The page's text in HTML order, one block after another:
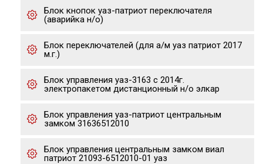
Блок кнопок уаз-патриот переключателя
(аварийка н/о)
Блок переключателей (для а/м уаз патриот 2017
м.г.)
Блок управления уаз-3163 с 2014г.
электропакетом дистанционный н/о элкар
Блок управления уаз-патриот центральным
замком 31636512010
Блок управления центральным замком виал
патриот 21093-6512010-01 уаз